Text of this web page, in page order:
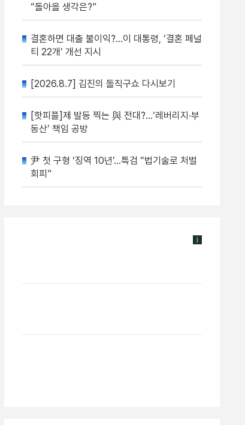
“돌아올 생각은?”
결혼하면 대출 불이익?…이 대통령, ‘결혼 페널
티 22개’ 개선 지시
[2026.8.7] 김진의 돌직구쇼 다시보기
[핫피플]제 발등 찍는 與 전대?…‘레버리지·부
동산’ 책임 공방
尹 첫 구형 ‘징역 10년’…특검 “법기술로 처벌
회피”